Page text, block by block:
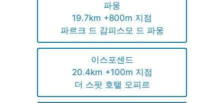
파웅
19.7km +800m 지점
파르크 드 감피스모 드 파웅
이스포센드
20.4km +100m 지점
더 스팟 호텔 오피르